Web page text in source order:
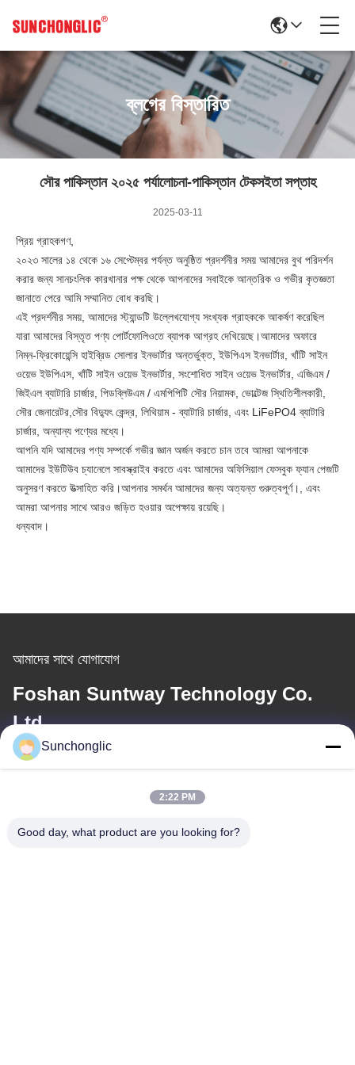
ব্লগের বিস্তারিত
সৌর পাকিস্তান ২০২৫ পর্যালোচনা-পাকিস্তান টেকসইতা সপ্তাহ
2025-03-11
প্রিয় গ্রাহকগণ,
২০২৩ সালের ১৪ থেকে ১৬ সেপ্টেম্বর পর্যন্ত অনুষ্ঠিত প্রদর্শনীর সময় আমাদের বুথ পরিদর্শন
করার জন্য সানচংলিক কারখানার পক্ষ থেকে আপনাদের সবাইকে আন্তরিক ও গভীর কৃতজ্ঞতা
জানাতে পেরে আমি সম্মানিত বোধ করছি।
এই প্রদর্শনীর সময়, আমাদের স্ট্যান্ডটি উল্লেখযোগ্য সংখ্যক গ্রাহককে আকর্ষণ করেছিল
যারা আমাদের বিস্তৃত পণ্য পোর্টফোলিওতে ব্যাপক আগ্রহ দেখিয়েছে।আমাদের অফারে
নিম্ন-ফ্রিকোয়েন্সি হাইব্রিড সোলার ইনভার্টার অন্তর্ভুক্ত, ইউপিএস ইনভার্টার, খাঁটি সাইন
ওয়েভ ইউপিএস, খাঁটি সাইন ওয়েভ ইনভার্টার, সংশোধিত সাইন ওয়েভ ইনভার্টার, এজিএম /
জিইএল ব্যাটারি চার্জার, পিডব্লিউএম / এমপিপিটি সৌর নিয়ামক, ভোল্টেজ স্থিতিশীলকারী,
সৌর জেনারেটর,সৌর বিদ্যুৎ কেন্দ্র, লিথিয়াম - ব্যাটারি চার্জার, এবং LiFePO4 ব্যাটারি
চার্জার, অন্যান্য পণ্যের মধ্যে।
আপনি যদি আমাদের পণ্য সম্পর্কে গভীর জ্ঞান অর্জন করতে চান তবে আমরা আপনাকে
আমাদের ইউটিউব চ্যানেলে সাবস্ক্রাইব করতে এবং আমাদের অফিসিয়াল ফেসবুক ফ্যান পেজটি
অনুসরণ করতে উত্সাহিত করি।আপনার সমর্থন আমাদের জন্য অত্যন্ত গুরুত্বপূর্ণ।, এবং
আমরা আপনার সাথে আরও জড়িত হওয়ার অপেক্ষায় রয়েছি।
ধন্যবাদ।
আমাদের সাথে যোগাযোগ
Foshan Suntway Technology Co.
Ltd.
ই-মেইল
factory01@sunchonglic.com
Sunchonglic
2:22 PM
Good day, what product are you looking for?